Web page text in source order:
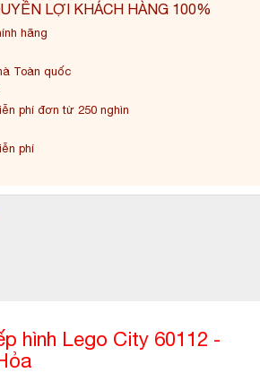
LỢI KHÁCH HÀNG 100%
hãng
Toàn quốc
phí đơn từ 250 nghìn
phí
hình Lego City 60112 -